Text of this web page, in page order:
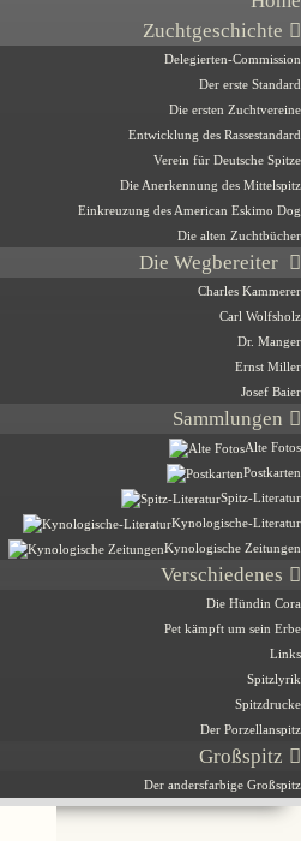
Zuchtgeschichte
Delegierten-Commission
Der erste Standard
Die ersten Zuchtvereine
Entwicklung des Rassestandard
Verein für Deutsche Spitze
Die Anerkennung des Mittelspitz
Einkreuzung des American Eskimo Dog
Die alten Zuchtbücher
Die Wegbereiter
Charles Kammerer
Carl Wolfsholz
Dr. Manger
Ernst Miller
Josef Baier
Sammlungen
Alte Fotos
Postkarten
Spitz-Literatur
Kynologische-Literatur
Kynologische Zeitungen
Verschiedenes
Die Hündin Cora
Pet kämpft um sein Erbe
Links
Spitzlyrik
Spitzdrucke
Der Porzellanspitz
Großspitz
Der andersfarbige Großspitz